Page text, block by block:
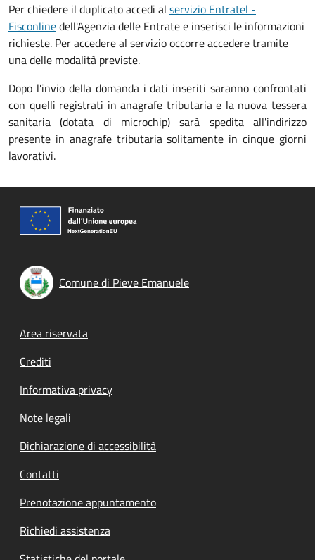
Per chiedere il duplicato accedi al servizio Entratel -
Fisconlinedell'Agenzia delle Entrate e inserisci le informazioni
richieste. Per accedere al servizio occorre accedere tramite
una delle modalità previste.
Dopo l'invio della domanda i dati inseriti saranno confrontati
con quelli registrati in anagrafe tributaria e la nuova tessera
sanitaria (dotata di microchip) sarà spedita all'indirizzo
presente in anagrafe tributaria solitamente in cinque giorni
lavorativi.
Comune di Pieve Emanuele
Footer menu
Area riservata
Crediti
Informativa privacy
Note legali
Dichiarazione di accessibilità
Contatti
Prenotazione appuntamento
Richiedi assistenza